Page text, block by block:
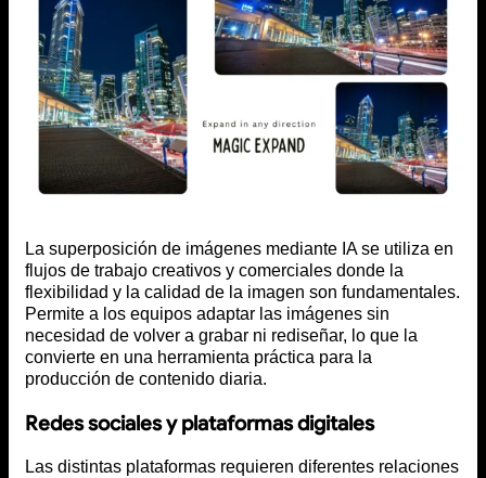
La superposición de imágenes mediante IA se utiliza en
flujos de trabajo creativos y comerciales donde la
flexibilidad y la calidad de la imagen son fundamentales.
Permite a los equipos adaptar las imágenes sin
necesidad de volver a grabar ni rediseñar, lo que la
convierte en una herramienta práctica para la
producción de contenido diaria.
Redes sociales y plataformas digitales
Las distintas plataformas requieren diferentes relaciones